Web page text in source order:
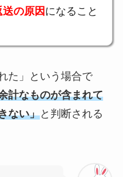
の原因 になること
た」という場合で
計なものが含まれて
ない」と判断される